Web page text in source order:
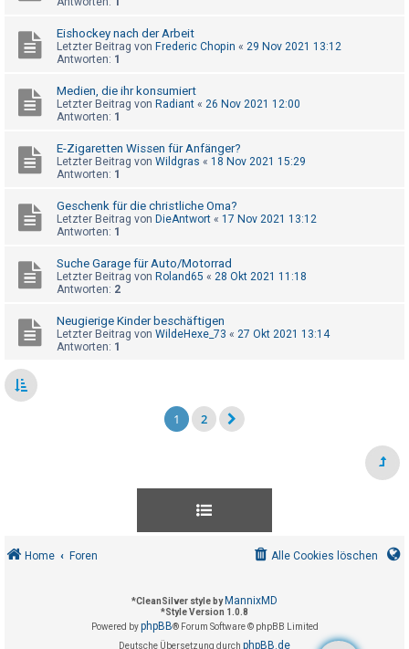
c
h
F
A
Eishockey nach der Arbeit
Letzter Beitrag von Frederic Chopin « 29 Nov 2021 13:12
Antworten: 1
Medien, die ihr konsumiert
Letzter Beitrag von Radiant « 26 Nov 2021 12:00
Antworten: 1
E-Zigaretten Wissen für Anfänger?
Letzter Beitrag von Wildgras « 18 Nov 2021 15:29
Antworten: 1
Geschenk für die christliche Oma?
Letzter Beitrag von DieAntwort « 17 Nov 2021 13:12
Antworten: 1
Suche Garage für Auto/Motorrad
Letzter Beitrag von Roland65 « 28 Okt 2021 11:18
Antworten: 2
Neugierige Kinder beschäftigen
Letzter Beitrag von WildeHexe_73 « 27 Okt 2021 13:14
Antworten: 1
1 2
Home Foren Alle Cookies löschen
*CleanSilver style by MannixMD
*Style Version 1.0.8
Powered byphpBB® Forum Software © phpBB Limited
Deutsche Übersetzung durch phpBB.de